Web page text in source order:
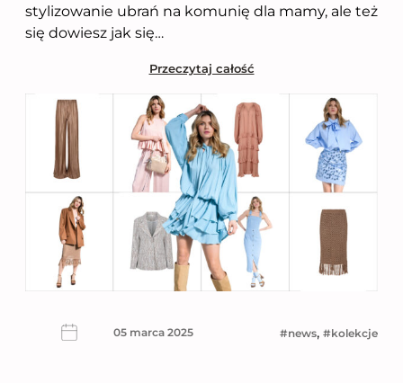
stylizowanie ubrań na komunię dla mamy, ale też
się dowiesz jak się…
Przeczytaj całość
05 marca 2025 news, kolekcje